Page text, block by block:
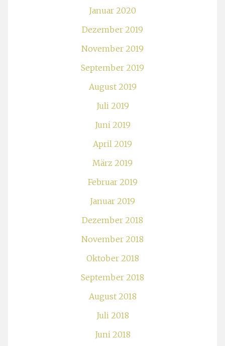
Januar 2020
Dezember 2019
November 2019
September 2019
August 2019
Juli 2019
Juni 2019
April 2019
März 2019
Februar 2019
Januar 2019
Dezember 2018
November 2018
Oktober 2018
September 2018
August 2018
Juli 2018
Juni 2018